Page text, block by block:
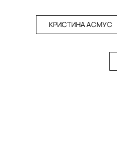
КРИСТИНА АСМУС